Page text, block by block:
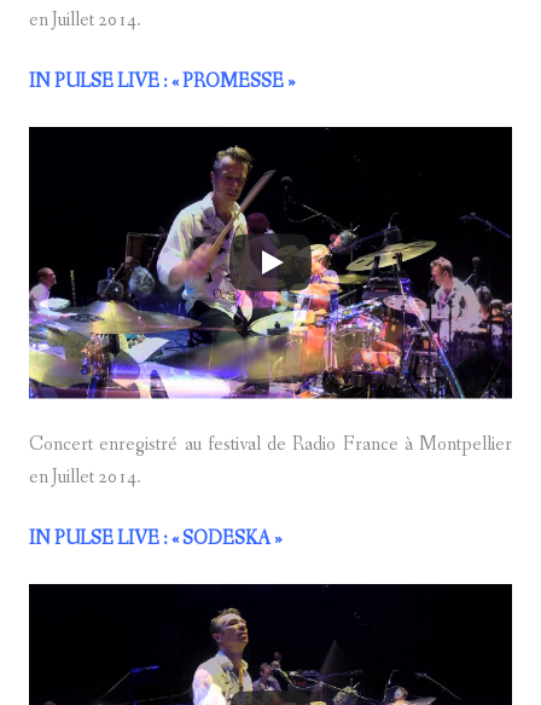
en Juillet 2014.
IN PULSE LIVE: « PROMESSE »
Concert enregistré au festival de Radio France à Montpellier
en Juillet 2014.
IN PULSE LIVE: « SODESKA »